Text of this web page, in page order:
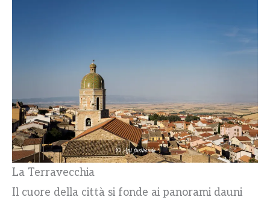
La Terravecchia
Il cuore della città si fonde ai panorami dauni